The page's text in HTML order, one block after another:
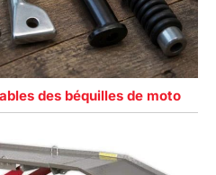
des béquilles de moto